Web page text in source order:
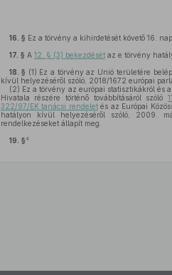
16. § Ez a törvény a kihirdetését követő 16.
17. § A 12. § (3) bekezdésétaz e törvény
18. § (1) Ez a törvény az Unió területére
kívül helyezéséről szóló, 2018/1672 európai
(2) Ez a törvény az európai statisztikákról és
Hivatala részére történő továbbításáról szóló
322/97/EK tanácsi rendeletés az Európai
hatályon kívül helyezéséről szóló, 2009.
rendelkezéseket állapít meg.
19. §4